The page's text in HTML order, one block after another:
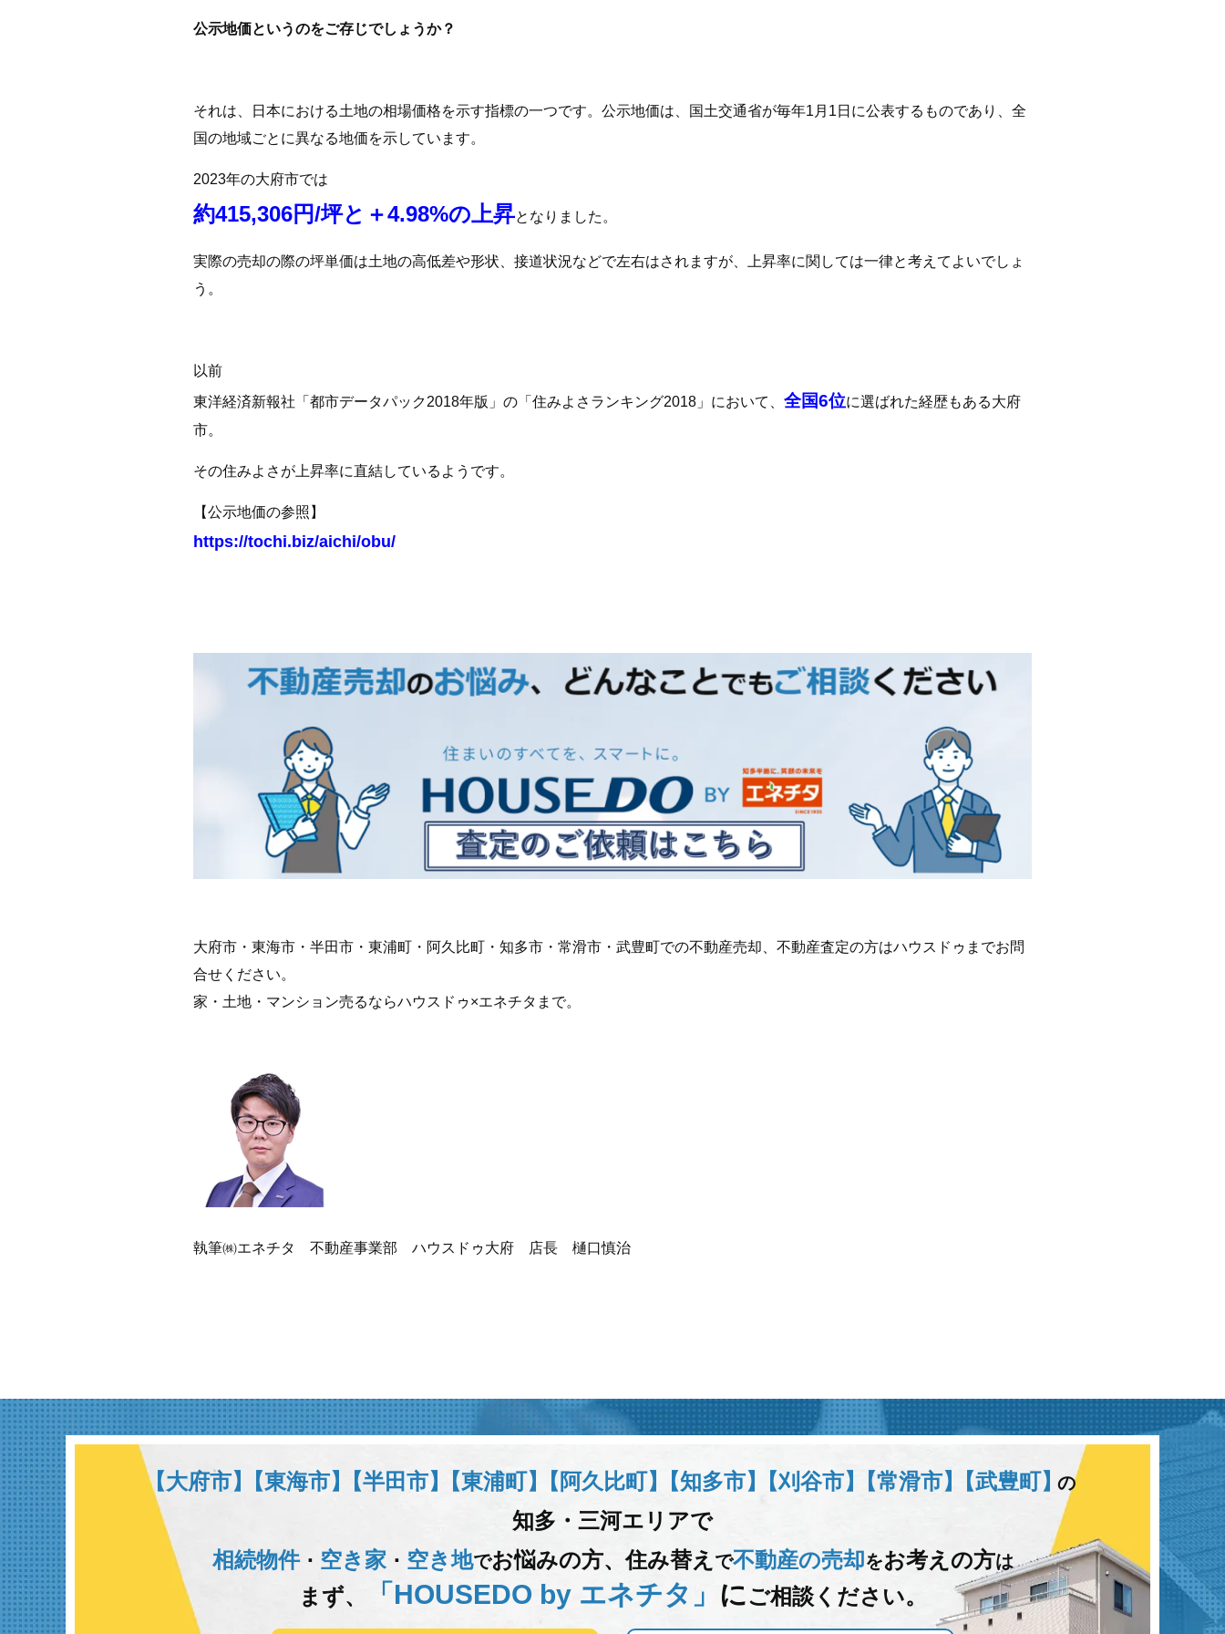
公示地価というのをご存じでしょうか？
それは、日本における土地の相場価格を示す指標の一つです。公示地価は、国土交通省が毎年1月1日に公表するものであり、全
国の地域ごとに異なる地価を示しています。
2023年の大府市では
約415,306円/坪と＋4.98%の上昇となりました。
実際の売却の際の坪単価は土地の高低差や形状、接道状況などで左右はされますが、上昇率に関しては一律と考えてよいでしょ
う。
以前
東洋経済新報社「都市データパック2018年版」の「住みよさランキング2018」において、 全国6位に選ばれた経歴もある大府
市。
その住みよさが上昇率に直結しているようです。
【公示地価の参照】
https://tochi.biz/aichi/obu/
大府市・東海市・半田市・東浦町・阿久比町・知多市・常滑市・武豊町での不動産売却、不動産査定の方はハウスドゥまでお問
合せください。
家・土地・マンション売るならハウスドゥ×エネチタまで。
執筆㈱エネチタ 不動産事業部 ハウスドゥ大府 店長 樋口慎治
【大府市】 【東海市】 【半田市】 【東浦町】 【阿久比町】 【知多市】 【刈谷市】 【常滑市】 【武豊町】の
知多・三河エリアで
相続物件･ 空き家 ･ 空き地でお悩みの方、住み替え で不動産の売却をお考えの方は
まず、 「HOUSEDO by エネチタ」 にご相談ください。